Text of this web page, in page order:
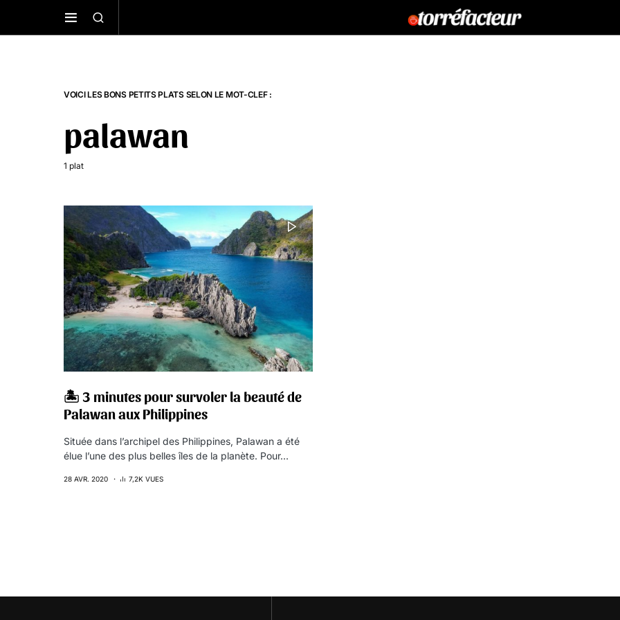
VOICI LES BONS PETITS PLATS SELON LE MOT-CLEF :
palawan
1 plat
🏝 3 minutes pour survoler la beauté de
Palawan aux Philippines
Située dans l’archipel des Philippines, Palawan a été
élue l’une des plus belles îles de la planète. Pour…
28 AVR. 2020 7,2K VUES